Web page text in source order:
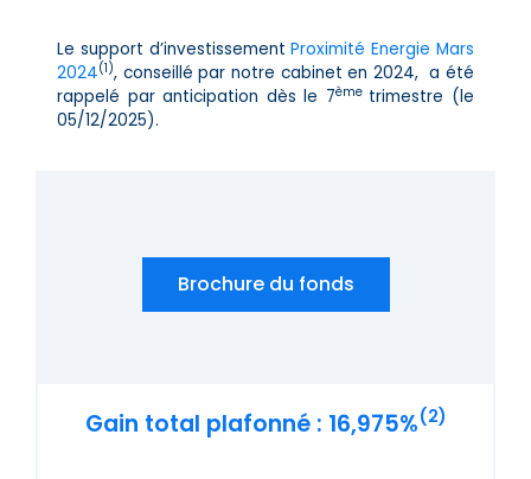
Le support d’investissementProximité Energie Mars
2024(1), conseillé par notre cabinet en 2024, a été
rappelé par anticipation dès le 7ème trimestre (le
05/12/2025).
Brochure du fonds
Gain total plafonné : 16,975%(2)